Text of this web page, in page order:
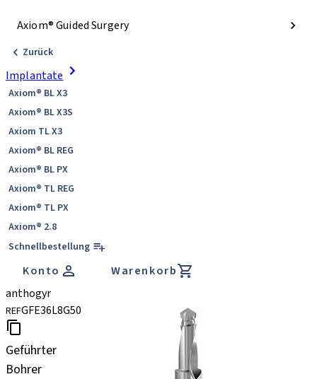
Axiom® Guided Surgery
Zurück
Implantate
Axiom® BL X3
Axiom® BL X3S
Axiom TL X3
Axiom® BL REG
Axiom® BL PX
Axiom® TL REG
Axiom® TL PX
Axiom® 2.8
Schnellbestellung
Konto
Warenkorb
anthogyr
REFGFE36L8G50
Geführter
Bohrer